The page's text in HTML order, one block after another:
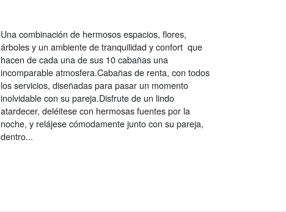
Una combinación de hermosos espacios, flores,
árboles y un ambiente de tranquilidad y confort que
hacen de cada una de sus 10 cabañas una
incomparable atmosfera.Cabañas de renta, con todos
los servicios, diseñadas para pasar un momento
inolvidable con su pareja.Disfrute de un lindo
atardecer, deléitese con hermosas fuentes por la
noche, y relájese cómodamente junto con su pareja,
dentro...